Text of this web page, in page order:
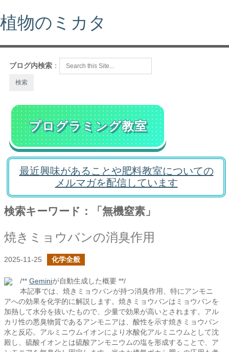
植物のミカタ
ブログ内検索 ：
プログラミング教室
最近興味があることや肥料教室についての
メルマガを配信しています
検索キーワード：「無機窒素」
焼きミョウバンの消臭作用
2025-11-25 化学全般
/** Geminiが自動生成した概要 **/
本記事では、焼きミョウバンが持つ消臭作用、特にアンモニ
アへの効果を化学的に解説します。焼きミョウバンはミョウバンを
加熱して水分を抜いたもので、少量で効果が高いとされます。アル
カリ性の悪臭物質であるアンモニアは、酸性を示す焼きミョウバン
水と反応。アルミニウムイオンにより水酸化アルミニウムとして沈
殿し、硫酸イオンとは硫酸アンモニウムの塩を形成することで、ア